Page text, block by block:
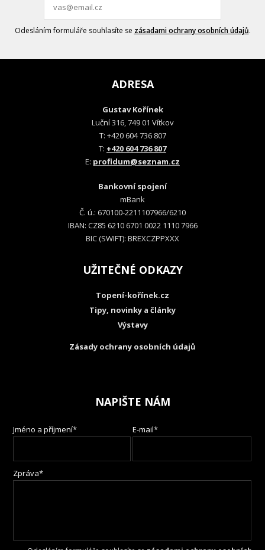
Odesláním formuláře souhlasíte se zásadami ochrany osobních údajů.
ADRESA
Gustav Kořínek
Luční 316, 749 01 Vítkov
T: +420 604 736 807
T: +420 604 736 807
E: profidum@seznam.cz
Bankovní spojení
mBank
Č. ú.: 670100-2211107966/6210
IBAN: CZ85 6210 6701 0022 1110 7966
BIC (SWIFT): BREXCZPPXXX
UŽITEČNÉ ODKAZY
Topení-kořínek.cz
Tipy, novinky a články
Výstavy
Zásady ochrany osobních údajů
NAPIŠTE NÁM
Jméno a příjmení* E-mail*
Zpráva*